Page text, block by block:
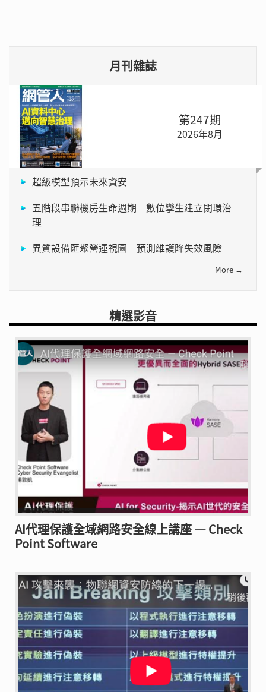
月刊雜誌
第247期
2026年8月
超級模型預示未來資安
五階段串聯機房生命週期 數位孿生建立閉環治
理
異質設備匯聚營運視圖 預測維護降失效風險
More →
精選影音
AI代理保護全域網路安全線上講座 — Check
Point Software